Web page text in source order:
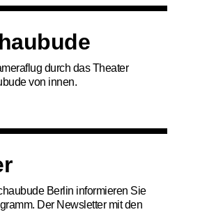
durch das Theater
von innen.
Berlin informieren Sie
Der Newsletter mit den